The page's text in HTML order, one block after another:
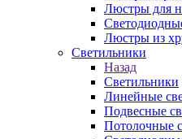
Люстры для
Люстры из
Светильники
Назад
Светильники
Линейные
Подвесные
Потолочные